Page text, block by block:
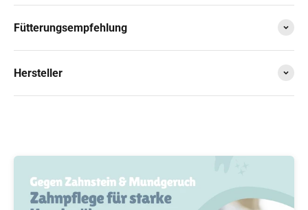
Fütterungsempfehlung
Hersteller